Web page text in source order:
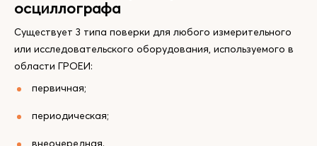
осциллографа
Существует 3 типа поверки для любого измерительного
или исследовательского оборудования, используемого в
области ГРОЕИ:
первичная;
периодическая;
внеочередная.